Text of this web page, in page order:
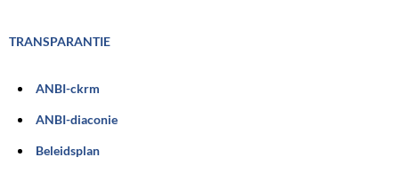
TRANSPARANTIE
ANBI-ckrm
ANBI-diaconie
Beleidsplan